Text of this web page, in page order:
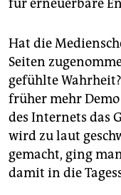
für erneuerbare
Hat die
Seiten
gefühlte
früher mehr
des Internets das
wird zu laut
gemacht, ging
damit in die